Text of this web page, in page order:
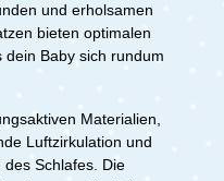
One für Wiegen
und erholsamen
bieten optimalen
Baby sich rundum
Materialien,
Luftzirkulation und
Schlafes. Die